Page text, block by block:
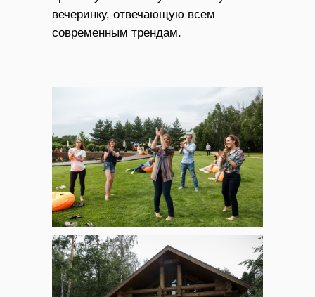
вечеринку, отвечающую всем
современным трендам.